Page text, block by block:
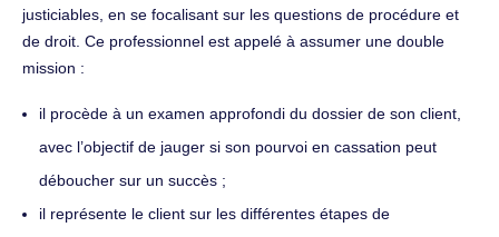
justiciables, en se focalisant sur les questions de procédure et
de droit. Ce professionnel est appelé à assumer une double
mission :
il procède à un examen approfondi du dossier de son client,
avec l’objectif de jauger si son pourvoi en cassation peut
déboucher sur un succès ;
il représente le client sur les différentes étapes de